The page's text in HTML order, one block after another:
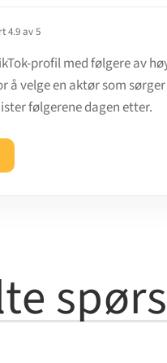
4.9 av 5
profil med følgere av
å velge en aktør som sørger
følgerene dagen etter.